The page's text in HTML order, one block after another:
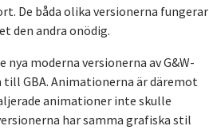
De båda olika versionerna fungerar
den andra onödig.
moderna versionerna av G&W-
till GBA. Animationerna är däremot
animationer inte skulle
har samma grafiska stil